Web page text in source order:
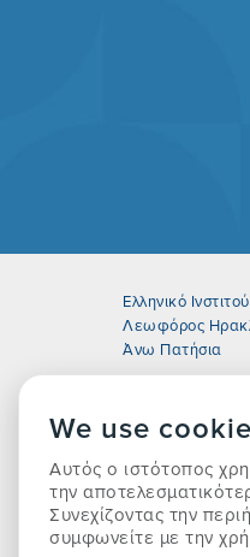
Ελληνικό
Λεωφόρος
Άνω Πατήσια
:
We use
Αυτός ο ιστότοπος
την
Συνεχίζοντας την
συμφωνείτε με την